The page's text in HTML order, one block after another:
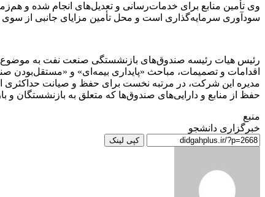
وی تأمین منابع برای خدمات‌رسانی و تعدیل‌های انجام شده و
سودآوری سرمایه‌گذاری است و محل تأمین مزایای جانبی از
رئیس هیات رئیسه صندوق‌های بازنشستگی صنعت نفت به موضوع
اقدامات و تصمیمات، مباحث «پایداری بیمه‌ای» و «مستقل‌بودن
مدیره این شرکت، در مرتبه نخست برای حفظ و صیانت حداکثری
حفظ از منابع و دارایی‌های صندوق‌ها که متعلق به بازنشستگان
منبع
خبرگزاری دانشجو
کپی لینک